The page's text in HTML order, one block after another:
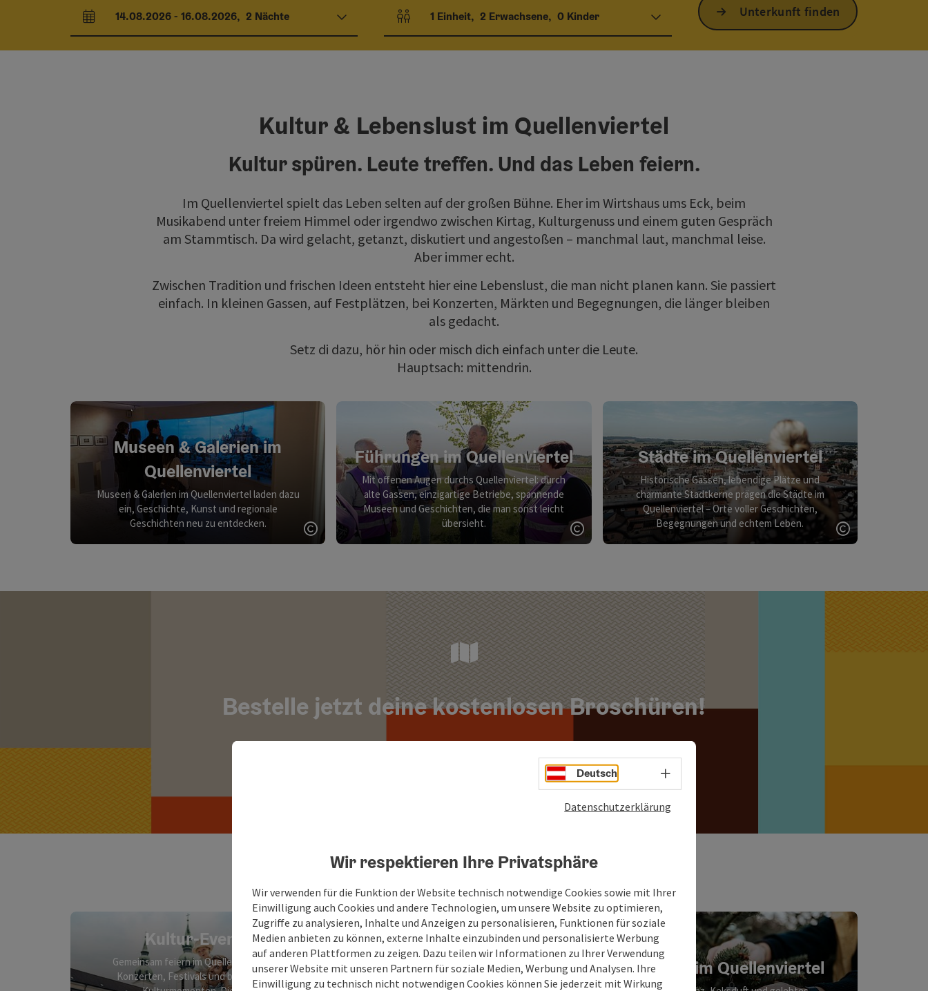
An- und Abreisefelder
14.08.2026- 16.08.2026, 2 Nächte Einheitenanzahl und Personenfelder
1 Einheit, 2 Erwachsene, 0 Kinder Unterkunft finden
Kultur & Lebenslust im Quellenviertel
Kultur spüren. Leute treffen. Und das Leben feiern.
Im Quellenviertel spielt das Leben selten auf der großen Bühne. Eher im Wirtshaus ums Eck, beim
Musikabend unter freiem Himmel oder irgendwo zwischen Kirtag, Kulturgenuss und einem guten Gespräch
am Stammtisch. Da wird gelacht, getanzt, diskutiert und angestoßen – manchmal laut, manchmal leise.
Aber immer echt.
Zwischen Tradition und frischen Ideen entsteht hier eine Lebenslust, die man nicht planen kann. Sie passiert
einfach. In kleinen Gassen, auf Festplätzen, bei Konzerten, Märkten und Begegnungen, die länger bleiben
als gedacht.
Setz di dazu, hör hin oder misch dich einfach unter die Leute.
Hauptsach: mittendrin.
Museen & Galerien im
Quellenviertel
Museen & Galerien im Quellenviertel laden dazu
ein, Geschichte, Kunst und regionale
Geschichten neu zu entdecken.
Copyright öffnen
Führungen im Quellenviertel
Mit offenen Augen durchs Quellenviertel: durch
alte Gassen, einzigartige Betriebe, spannende
Museen und Geschichten, die man sonst leicht
übersieht.
Copyright öffnen
Städte im Quellenviertel
Historische Gassen, lebendige Plätze und
charmante Stadtkerne prägen die Städte im
Quellenviertel – Orte voller Geschichten,
Begegnungen und echtem Leben.
Copyright
Bestelle jetzt deine kostenlosen Broschüren!
Kultur-Events
Gemeinsam feiern im Quellenviertel: Bei
Konzerten, Festivals und besonderen
Mittendrin statt nur
dabei.
Durch alte Gassen schlendern.
Advent im Quellenviertel
Deutsch Sprachwahl - Menü öffnen
Datenschutzerklärung
Wir respektieren Ihre Privatsphäre
Wir verwenden für die Funktion der Website technisch notwendige Cookies sowie mit Ihrer
Einwilligung auch Cookies und andere Technologien, um unsere Website zu optimieren,
Zugriffe zu analysieren, Inhalte und Anzeigen zu personalisieren, Funktionen für soziale
Medien anbieten zu können, externe Inhalte einzubinden und personalisierte Werbung
auf anderen Plattformen zu zeigen. Dazu teilen wir Informationen zu Ihrer Verwendung
unserer Website mit unseren Partnern für soziale Medien, Werbung und Analysen. Ihre
Einwilligung zu technisch nicht notwendigen Cookies können Sie jederzeit mit Wirkung